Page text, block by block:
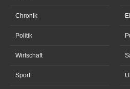
Chronik
Politik
Wirtschaft
Sport